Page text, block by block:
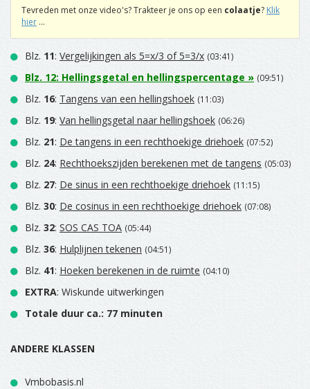
Tevreden met onze video's? Trakteer je ons op een colaatje? Klik
hier ...
Blz. 11: Vergelijkingen als 5=x/3 of 5=3/x (03:41)
Blz. 12: Hellingsgetal en hellingspercentage » (09:51)
Blz. 16: Tangens van een hellingshoek (11:03)
Blz. 19: Van hellingsgetal naar hellingshoek (06:26)
Blz. 21: De tangens in een rechthoekige driehoek (07:52)
Blz. 24: Rechthoekszijden berekenen met de tangens (05:03)
Blz. 27: De sinus in een rechthoekige driehoek (11:15)
Blz. 30: De cosinus in een rechthoekige driehoek (07:08)
Blz. 32: SOS CAS TOA (05:44)
Blz. 36: Hulplijnen tekenen (04:51)
Blz. 41: Hoeken berekenen in de ruimte (04:10)
EXTRA: Wiskunde uitwerkingen
Totale duur ca.: 77 minuten
ANDERE KLASSEN
Vmbobasis.nl